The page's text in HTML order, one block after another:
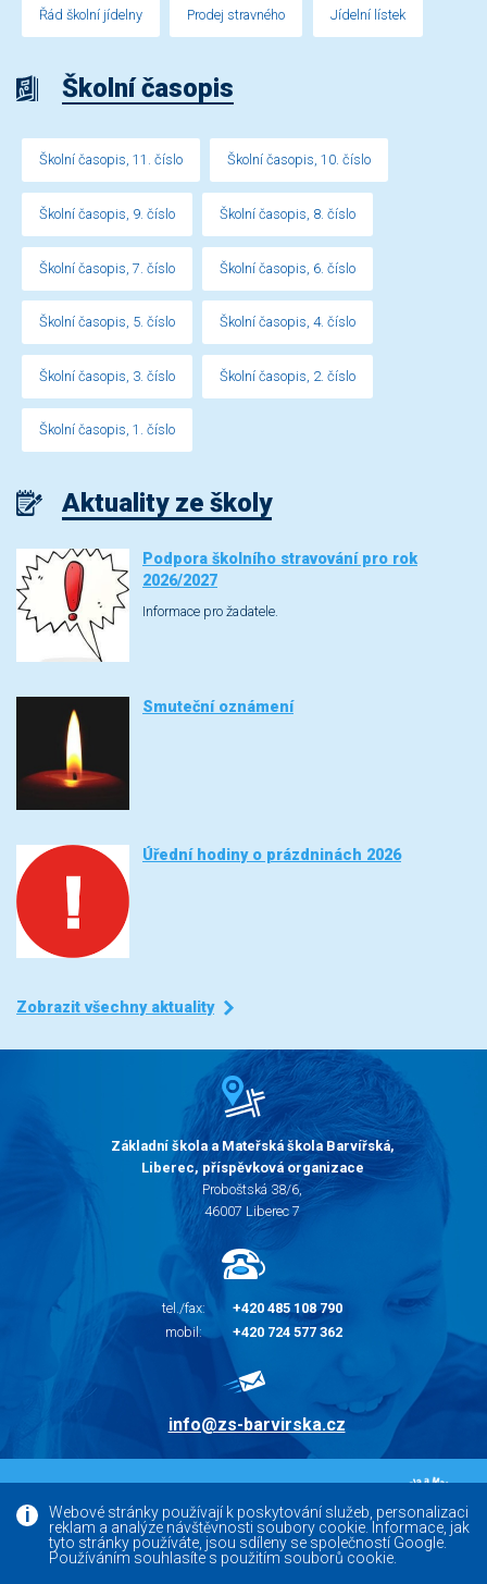
Webové stránky používají k poskytování služeb, personalizaci
reklam a analýze návštěvnosti soubory cookie. Informace, jak
tyto stránky používáte, jsou sdíleny se společností Google.
Používáním souhlasíte s použitím souborů cookie.
Řád školní jídelny Prodej stravného Jídelní lístek
Školní časopis
Školní časopis, 11. číslo Školní časopis, 10. číslo
Školní časopis, 9. číslo Školní časopis, 8. číslo
Školní časopis, 7. číslo Školní časopis, 6. číslo
Školní časopis, 5. číslo Školní časopis, 4. číslo
Školní časopis, 3. číslo Školní časopis, 2. číslo
Školní časopis, 1. číslo
Aktuality ze školy
Podpora školního stravování pro rok
2026/2027
Informace pro žadatele.
Smuteční oznámení
Úřední hodiny o prázdninách 2026
Zobrazit všechny aktuality
Základní škola a Mateřská škola Barvířská,
Liberec, příspěvková organizace
Proboštská 38/6,
46007 Liberec 7
tel./fax:
+420 485 108 790
mobil:
+420 724 577 362
info@zs-barvirska.cz
Facebook